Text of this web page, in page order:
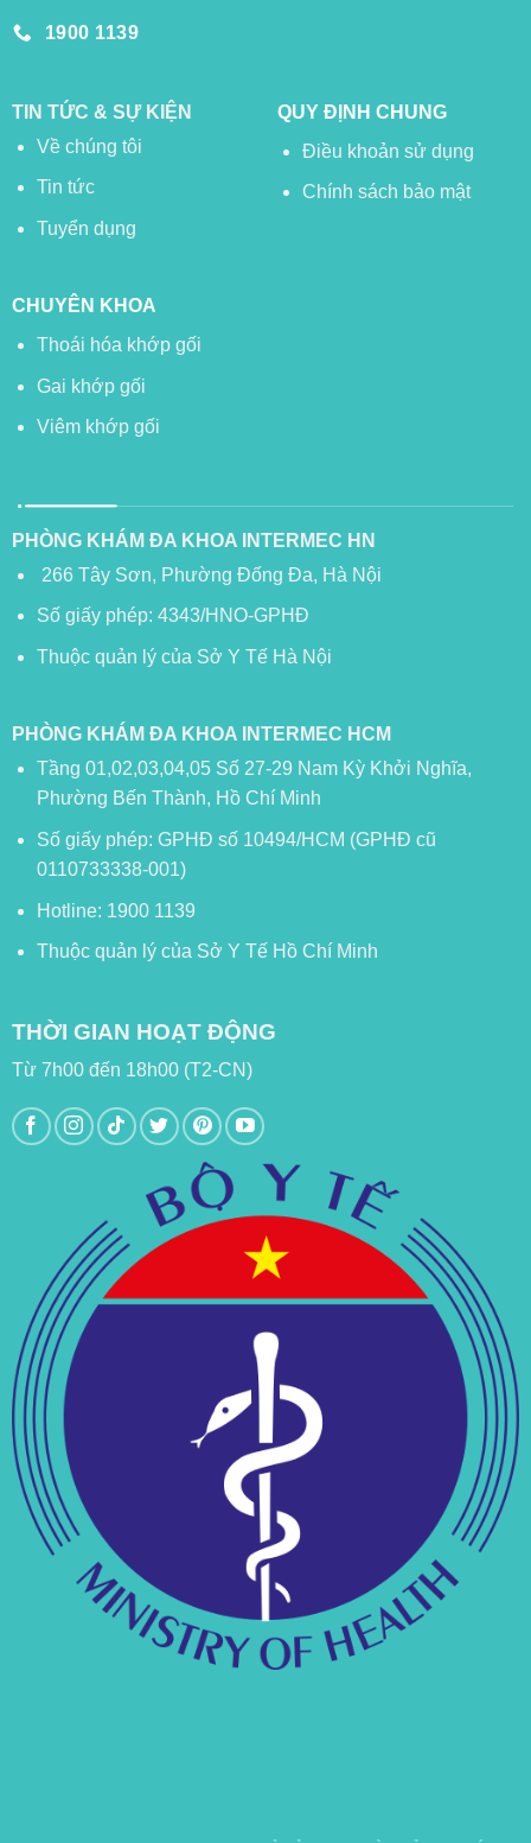
1900 1139
TIN TỨC & SỰ KIỆN
Về chúng tôi
Tin tức
Tuyển dụng
QUY ĐỊNH CHUNG
Điều khoản sử dụng
Chính sách bảo mật
CHUYÊN KHOA
Thoái hóa khớp gối
Gai khớp gối
Viêm khớp gối
PHÒNG KHÁM ĐA KHOA INTERMEC HN
266 Tây Sơn, Phường Đống Đa, Hà Nội
Số giấy phép: 4343/HNO-GPHĐ
Thuộc quản lý của Sở Y Tế Hà Nội
PHÒNG KHÁM ĐA KHOA INTERMEC HCM
Tầng 01,02,03,04,05 Số 27-29 Nam Kỳ Khởi Nghĩa,
Phường Bến Thành, Hồ Chí Minh
Số giấy phép: GPHĐ số 10494/HCM (GPHĐ cũ
0110733338-001)
Hotline: 1900 1139
Thuộc quản lý của Sở Y Tế Hồ Chí Minh
THỜI GIAN HOẠT ĐỘNG
Từ 7h00 đến 18h00 (T2-CN)